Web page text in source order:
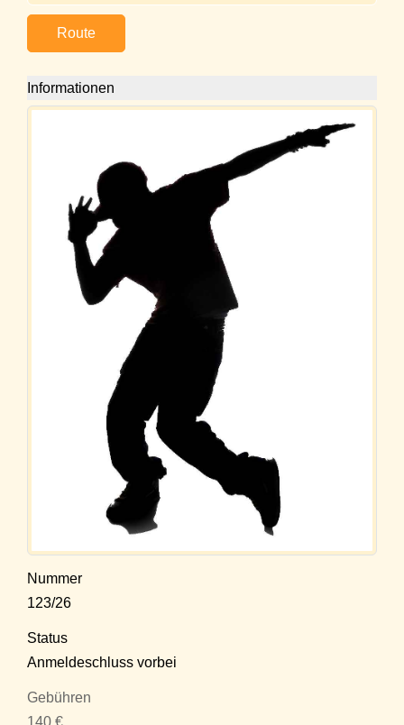
Route
Informationen
Nummer
123/26
Status
Anmeldeschluss vorbei
Gebühren